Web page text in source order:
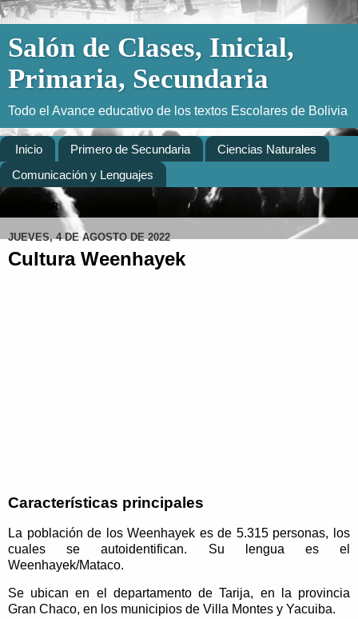
Salón de Clases, Inicial,
Primaria, Secundaria
Todo el Avance educativo de los textos Escolares de Bolivia
Inicio Primero de Secundaria
Ciencias Naturales
Comunicación y Lenguajes
BUSCADOR
JUEVES, 4 DE AGOSTO DE 2022
Cultura Weenhayek
Características principales
La población de los Weenhayek es de 5.315 personas, los
cuales se autoidentifican. Su lengua es el
Weenhayek/Mataco.
Se ubican en el departamento de Tarija, en la provincia
Gran Chaco, en los municipios de Villa Montes y Yacuiba.